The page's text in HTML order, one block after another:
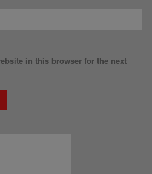
in this browser for the next